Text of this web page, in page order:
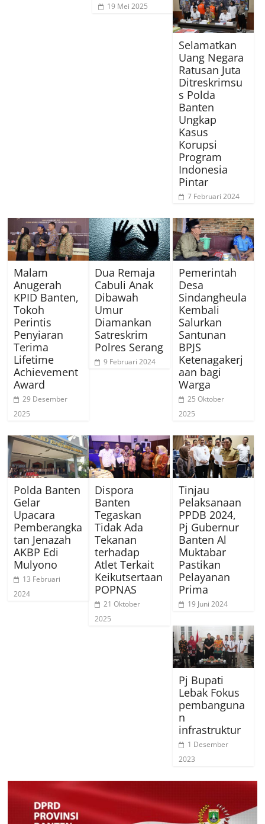
19 Mei 2025
Selamatkan
Uang Negara
Ratusan Juta
Ditreskrimsu
s Polda
Banten
Ungkap
Kasus
Korupsi
Program
Indonesia
Pintar
7 Februari 2024
Malam
Anugerah
KPID Banten,
Tokoh
Perintis
Penyiaran
Terima
Lifetime
Achievement
Award
29 Desember
2025
Dua Remaja
Cabuli Anak
Dibawah
Umur
Diamankan
Satreskrim
Polres Serang
9 Februari 2024
Pemerintah
Desa
Sindangheula
Kembali
Salurkan
Santunan
BPJS
Ketenagakerj
aan bagi
Warga
25 Oktober
2025
Polda Banten
Gelar
Upacara
Pemberangka
tan Jenazah
AKBP Edi
Mulyono
13 Februari
2024
Dispora
Banten
Tegaskan
Tidak Ada
Tekanan
terhadap
Atlet Terkait
Keikutsertaan
POPNAS
21 Oktober
2025
Tinjau
Pelaksanaan
PPDB 2024,
Pj Gubernur
Banten Al
Muktabar
Pastikan
Pelayanan
Prima
19 Juni 2024
Pj Bupati
Lebak Fokus
pembanguna
n
infrastruktur
1 Desember
2023